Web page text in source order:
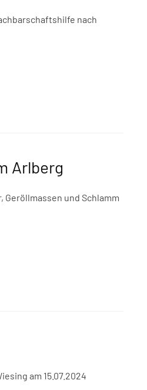
nach
Arlberg
Geröllmassen und Schlamm
am 15.07.2024